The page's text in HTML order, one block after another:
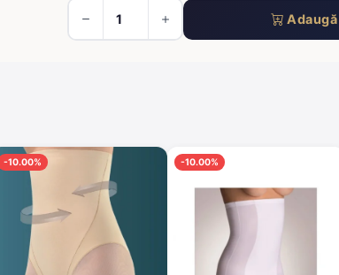
-10.00% -10.00%